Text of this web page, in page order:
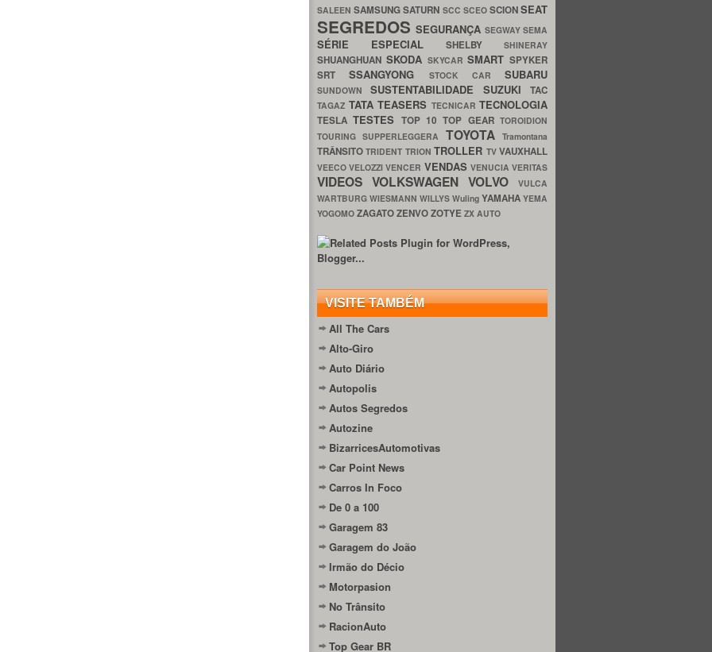
SALEENSAMSUNGSATURN SCC SCEO SCIONSEAT
SEGREDOSSEGURANÇA SEGWAYSEMA
SÉRIE ESPECIAL SHELBY SHINERAY
SHUANGHUAN SKODA SKYCARSMART SPYKER
SRTSSANGYONG STOCK CAR SUBARU
SUNDOWNSUSTENTABILIDADE SUZUKITAC
TAGAZ TATA TEASERS TECNICAR TECNOLOGIA
TESLATESTES TOP 10TOP GEARTOROIDION
TOURING SUPPERLEGGERA TOYOTATramontana
TRÂNSITOTRIDENT TRIONTROLLER TVVAUXHALL
VEECOVELOZZIVENCER VENDAS VENUCIAVERITAS
VIDEOS VOLKSWAGEN VOLVO
VULCA
WARTBURG WIESMANN WILLYS Wuling YAMAHA YEMA
YOGOMO ZAGATOZENVOZOTYE ZX AUTO
VISITE TAMBÉM
All The Cars
Alto-Giro
Auto Diário
Autopolis
Autos Segredos
Autozine
BizarricesAutomotivas
Car Point News
Carros In Foco
De 0 a 100
Garagem 83
Garagem do João
Irmão do Décio
Motorpasion
No Trânsito
RacionAuto
Top Gear BR